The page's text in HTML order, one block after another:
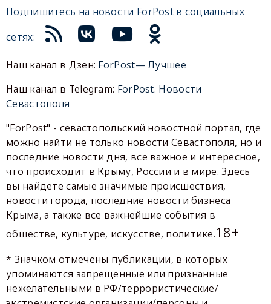
Подпишитесь на новости ForPost в социальных
сетях:
Наш канал в Дзен: ForPost— Лучшее
Наш канал в Telegram: ForPost. Новости
Севастополя
"ForPost" - севастопольский новостной портал, где
можно найти не только новости Севастополя, но и
последние новости дня, все важное и интересное,
что происходит в Крыму, России и в мире. Здесь
вы найдете самые значимые происшествия,
новости города, последние новости бизнеса
Крыма, а также все важнейшие события в
обществе, культуре, искусстве, политике.18+
* Значком отмечены публикации, в которых
упоминаются запрещенные или признанные
нежелательными в РФ/террористические/